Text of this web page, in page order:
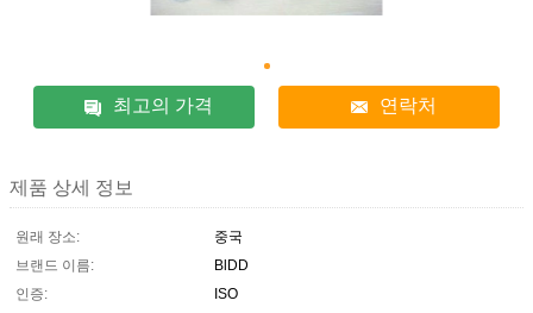
최고의 가격 연락처
제품 상세 정보
원래 장소:
중국
브랜드 이름:
BlDD
인증:
ISO